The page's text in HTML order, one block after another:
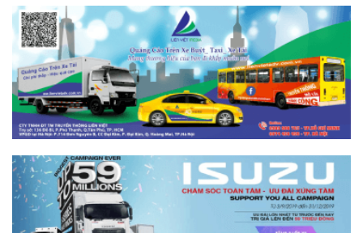
So sánh xe tải SRM T35 và SRM T50: Nên
nâng tải hay tiết kiệm?
Xem chi tiết >>
So sánh xe tải SRM T35 và SRM K990:
Khác biệt gì và chọn sao cho đúng?
Xem chi tiết >>
So sánh xe tải SRM T35 và Tera 100s:
Nên chọn dòng nào?